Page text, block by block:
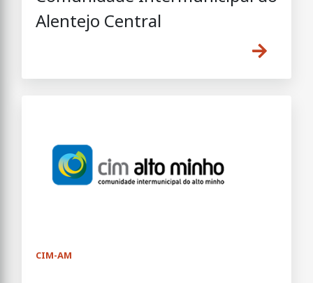
Alentejo Central
CIM-AM